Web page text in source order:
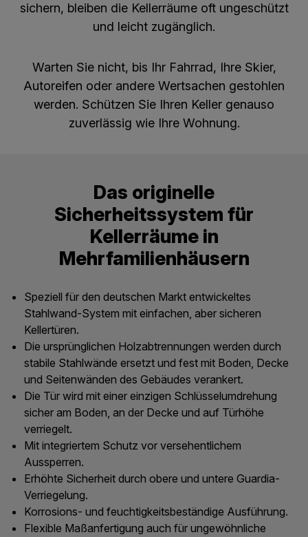
sichern, bleiben die Kellerräume oft ungeschützt
und leicht zugänglich.
Warten Sie nicht, bis Ihr Fahrrad, Ihre Skier,
Autoreifen oder andere Wertsachen gestohlen
werden. Schützen Sie Ihren Keller genauso
zuverlässig wie Ihre Wohnung.
Das originelle
Sicherheitssystem für
Kellerräume in
Mehrfamilienhäusern
Speziell für den deutschen Markt entwickeltes
Stahlwand-System mit einfachen, aber sicheren
Kellertüren.
Die ursprünglichen Holzabtrennungen werden durch
stabile Stahlwände ersetzt und fest mit Boden, Decke
und Seitenwänden des Gebäudes verankert.
Die Tür wird mit einer einzigen Schlüsselumdrehung
sicher am Boden, an der Decke und auf Türhöhe
verriegelt.
Mit integriertem Schutz vor versehentlichem
Aussperren.
Erhöhte Sicherheit durch obere und untere Guardia-
Verriegelung.
Korrosions- und feuchtigkeitsbeständige Ausführung.
Flexible Maßanfertigung auch für ungewöhnliche